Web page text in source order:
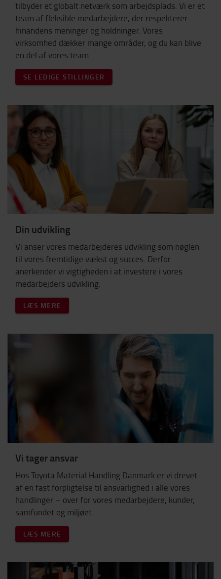
tilbyder et globalt netværk som arbejdsplads. Vi er et
team af fleksible medarbejdere, der respekterer
hinandens meninger og holdninger. Vores
virksomhed dækker mange områder, og du kan blive
en del af vores team.
SE LEDIGE STILLINGER
Din udvikling
Vi anser vores medarbejderes udvikling som nøglen
til vores fremtidige vækst og succes. Derfor
anerkender vi vigtigheden i at investere i vores
medarbejders udvikling.
LÆS MERE
Vi tager ansvar
Hos Toyota Material Handling Danmark er vi drevet
af en fast forpligtelse til ansvarlighed i alle vores
handlinger – over for vores medarbejdere, kunder,
samfundet og miljøet.
LÆS MERE